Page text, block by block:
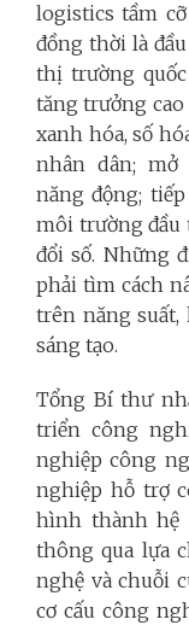
logistics tầm
đồng thời là
thị trường
tăng trưởng cao
xanh hóa, số
nhân dân; mở
năng động;
môi trường đầu
đổi số. Những
phải tìm cách
trên năng suất,
sáng tạo.
Tổng Bí thư
triển công
nghiệp công
nghiệp hỗ trợ
hình thành hệ
thông qua lựa
nghệ và chuỗi
cơ cấu công